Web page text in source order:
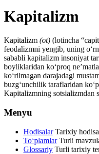
Kapitalizm
Kapitalizm (ot) (lotincha
feodalizmni yengib, uning
sababli kapitalizm insoniyat
boyliklaridan koʻproq
koʻrilmagan darajadagi
buzgʻunchilik taraflaridan
Kapitalizmning sotsializmdan
Menyu
Hodisalar Tarixiy
To‘plamlar Turli
Glossariy Turli tarixiy